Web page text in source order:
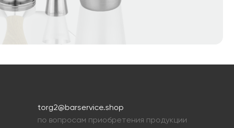
torg2@barservice.shop
по вопросам приобретения продукции